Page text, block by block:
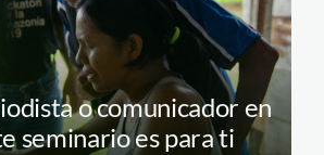
o comunicador en
seminario es para ti